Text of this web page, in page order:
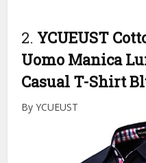
2. YCUEUST
Uomo Manica
Casual T-Shirt
By YCUEUST